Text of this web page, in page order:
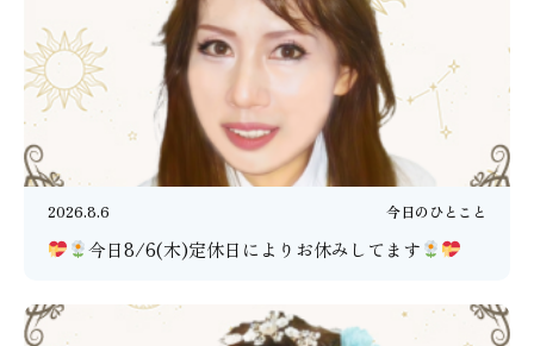
2026.8.6 今日のひとこと
今日8/6(木)定休日によりお休みしてます